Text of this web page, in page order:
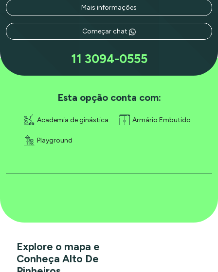
Mais informações
Começar chat
11 3094-0555
Esta opção conta com:
Academia de ginástica Armário Embutido
Playground
Explore o mapa e
Conheça Alto De